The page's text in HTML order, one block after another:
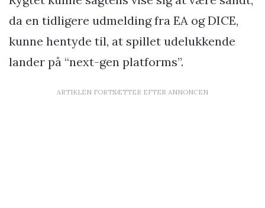
da en tidligere udmelding fra EA og DICE,
kunne hentyde til, at spillet udelukkende
lander på “next-gen platforms”.
ARTIKLEN FORTSÆTTER EFTER ANNONCEN